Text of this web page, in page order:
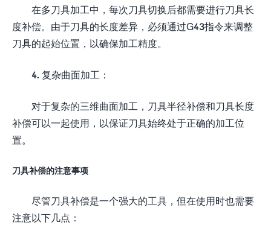
在多刀具加工中，每次刀具切换后都需要进行刀具长
度补偿。由于刀具的长度差异，必须通过G43指令来调整
刀具的起始位置，以确保加工精度。
4. 复杂曲面加工：
对于复杂的三维曲面加工，刀具半径补偿和刀具长度
补偿可以一起使用，以保证刀具始终处于正确的加工位
置。
刀具补偿的注意事项
尽管刀具补偿是一个强大的工具，但在使用时也需要
注意以下几点：